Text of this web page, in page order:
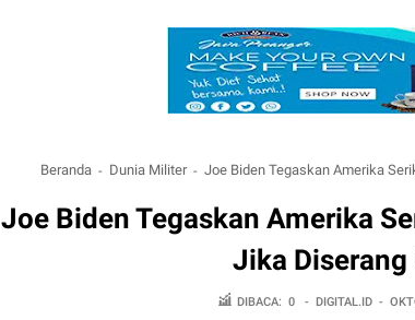
Beranda Dunia Militer Joe Biden Tegaskan Amerika
Joe Biden Tegaskan Amerika
Jika Diserang
DIBACA: 0 - DIGITAL.ID -